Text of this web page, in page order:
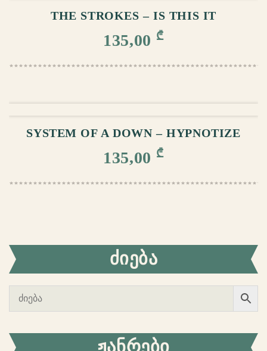
ᲫᲘᲔᲑᲐ
ᲟᲐᲜᲠᲔᲑᲘ
THE STROKES – IS THIS IT
135,00 ₾
SYSTEM OF A DOWN – HYPNOTIZE
135,00 ₾